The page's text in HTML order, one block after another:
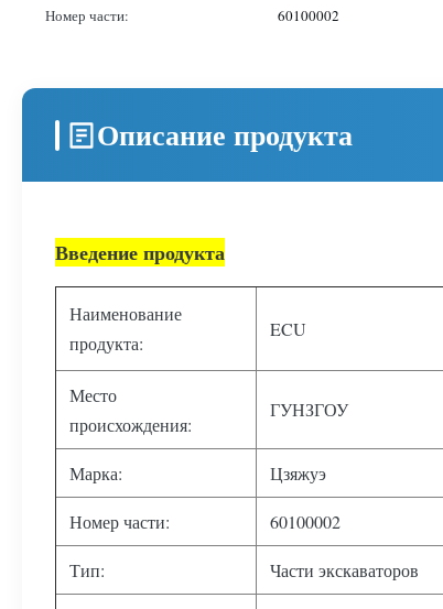
Номер части: 60100002
Описание продукта
Введение продукта
Наименование
продукта:
ECU
Место
происхождения:
ГУНЗГОУ
Марка: Цзяжуэ
Номер части: 60100002
Тип: Части экскаваторов